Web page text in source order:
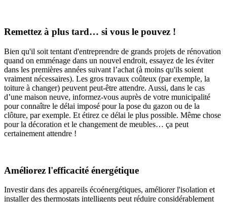
Remettez à plus tard… si vous le pouvez !
Bien qu'il soit tentant d'entreprendre de grands projets de rénovation
quand on emménage dans un nouvel endroit, essayez de les éviter
dans les premières années suivant l’achat (à moins qu'ils soient
vraiment nécessaires). Les gros travaux coûteux (par exemple, la
toiture à changer) peuvent peut-être attendre. Aussi, dans le cas
d’une maison neuve, informez-vous auprès de votre municipalité
pour connaître le délai imposé pour la pose du gazon ou de la
clôture, par exemple. Et étirez ce délai le plus possible. Même chose
pour la décoration et le changement de meubles… ça peut
certainement attendre !
Améliorez l'efficacité énergétique
Investir dans des appareils écoénergétiques, améliorer l'isolation et
installer des thermostats intelligents peut réduire considérablement